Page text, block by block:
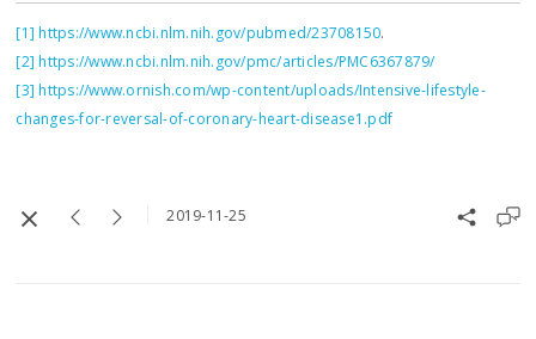
[1] https://www.ncbi.nlm.nih.gov/pubmed/23708150.
[2] https://www.ncbi.nlm.nih.gov/pmc/articles/PMC6367879/
[3] https://www.ornish.com/wp-content/uploads/Intensive-lifestyle-
changes-for-reversal-of-coronary-heart-disease1.pdf
2019-11-25